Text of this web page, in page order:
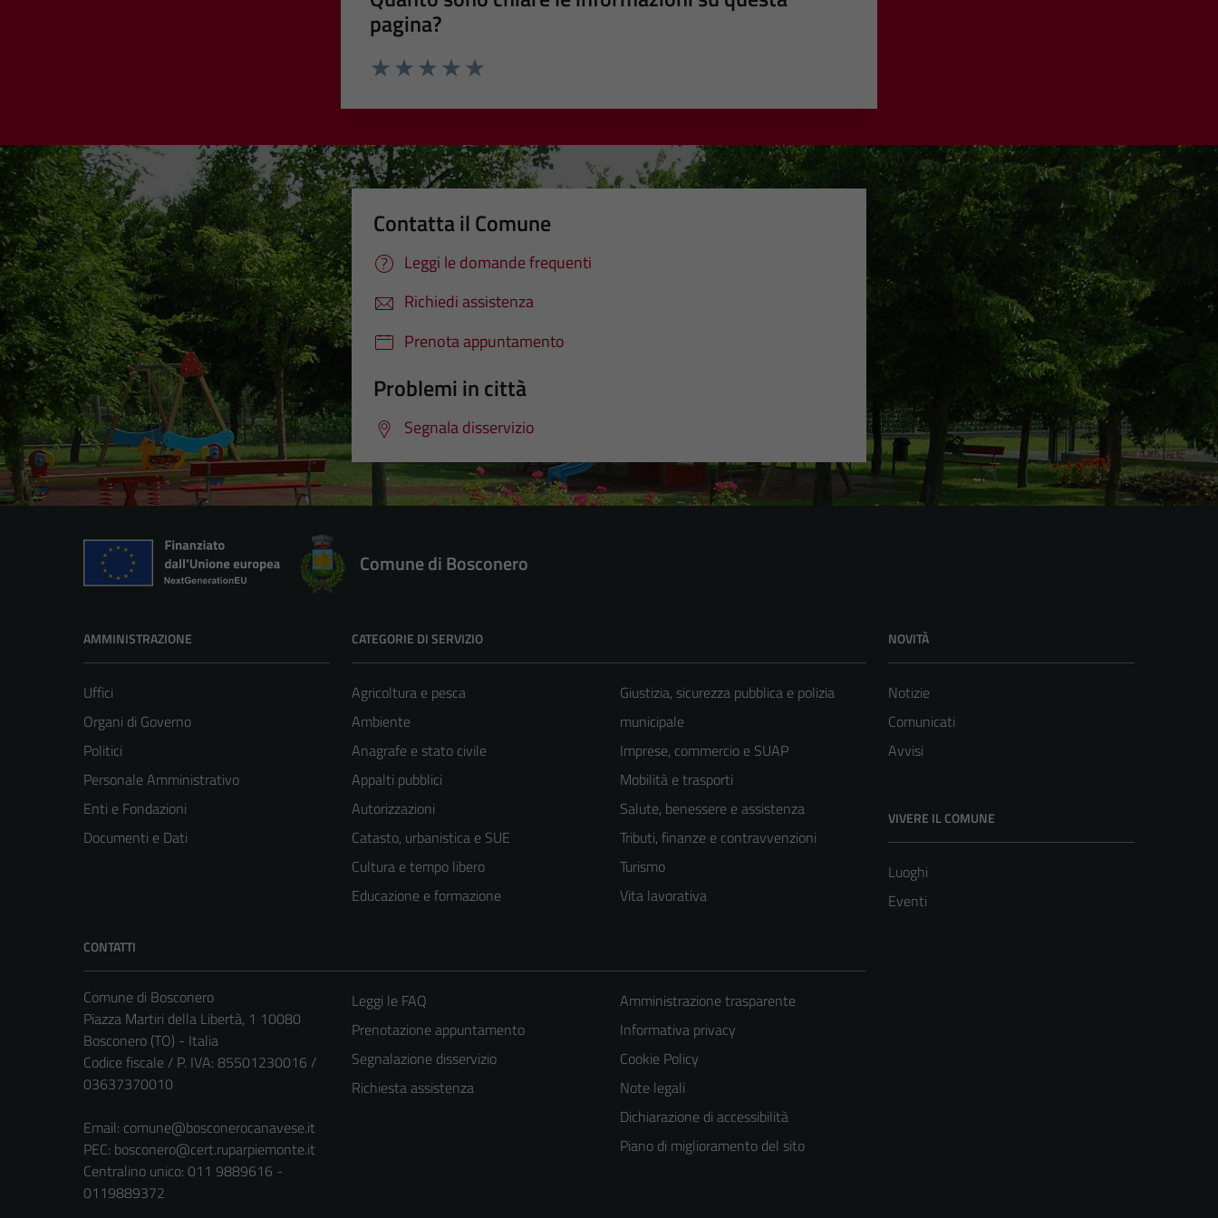
pagina?
Contatta il Comune
Leggi le domande frequenti
Richiedi assistenza
Prenota appuntamento
Problemi in città
Segnala disservizio
Comune di Bosconero
AMMINISTRAZIONE
Uffici
Organi di Governo
Politici
Personale Amministrativo
Enti e Fondazioni
Documenti e Dati
CATEGORIE DI SERVIZIO
Agricoltura e pesca
Ambiente
Anagrafe e stato civile
Appalti pubblici
Autorizzazioni
Catasto, urbanistica e SUE
Cultura e tempo libero
Educazione e formazione
Giustizia, sicurezza pubblica e polizia
municipale
Imprese, commercio e SUAP
Mobilità e trasporti
Salute, benessere e assistenza
Tributi, finanze e contravvenzioni
Turismo
Vita lavorativa
NOVITÀ
Notizie
Comunicati
Avvisi
VIVERE IL COMUNE
Luoghi
Eventi
CONTATTI
Comune di Bosconero
Piazza Martiri della Libertà, 1 10080
Bosconero (TO) - Italia
Codice fiscale / P. IVA: 85501230016 /
03637370010
Email: comune@bosconerocanavese.it
PEC: bosconero@cert.ruparpiemonte.it
Centralino unico: 011 9889616 -
0119889372
Leggi le FAQ
Prenotazione appuntamento
Segnalazione disservizio
Richiesta assistenza
Amministrazione trasparente
Informativa privacy
Cookie Policy
Note legali
Dichiarazione di accessibilità
Piano di miglioramento del sito